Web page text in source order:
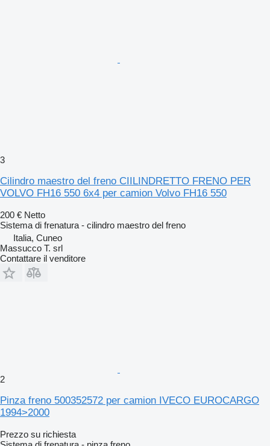
3
Cilindro maestro del freno CIILINDRETTO FRENO PER
VOLVO FH16 550 6x4 per camion Volvo FH16 550
200 € Netto
Sistema di frenatura - cilindro maestro del freno
Italia, Cuneo
Massucco T. srl
Contattare il venditore
2
Pinza freno 500352572 per camion IVECO EUROCARGO
1994>2000
Prezzo su richiesta